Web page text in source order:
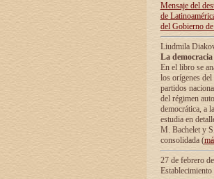
Mensaje del
de
del Gobierno
Liudmila
La
En el libro se
los orígenes
partidos
del régimen
democrática, а
estudia en
М. Bachelet у
consolidada (
27 de febrero